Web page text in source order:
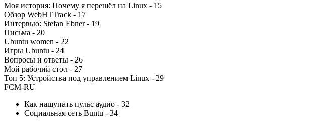
Моя история: Почему я перешёл на Linux - 15
Обзор WebHTTrack - 17
Интервью: Stefan Ebner - 19
Письма - 20
Ubuntu women - 22
Игры Ubuntu - 24
Вопросы и ответы - 26
Мой рабочий стол - 27
Топ 5: Устройства под управлением Linux - 29
FCM-RU
Как нащупать пульс аудио - 32
Социальная сеть Buntu - 34